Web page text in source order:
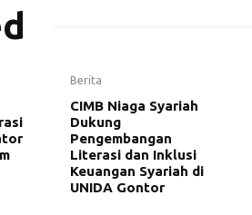
Berita
CIMB Niaga Syariah
Dukung
Pengembangan
Literasi dan Inklusi
Keuangan Syariah di
UNIDA Gontor